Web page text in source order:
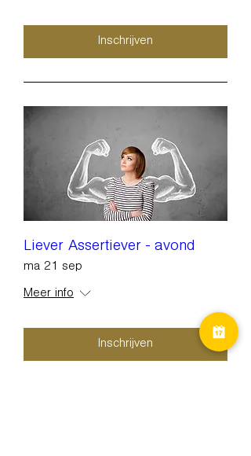
Inschrijven
Liever Assertiever - avond
ma 21 sep
Meer info
Inschrijven